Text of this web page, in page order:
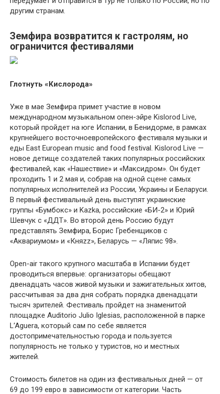
другим странам.
Земфира возвратится к гастролям, но
ограничится фестивалями
Глотнуть «Кислорода»
Уже в мае Земфира примет участие в новом
международном музыкальном опен-эйре Kislorod Live,
который пройдет на юге Испании, в Бенидорме, в рамках
крупнейшего восточноевропейского фестиваля музыки и
еды East European music and food festival. Kislorod Live —
новое детище создателей таких популярных российских
фестивалей, как «Нашествие» и «Максидром». Он будет
проходить 1 и 2 мая и, собрав на одной сцене самых
популярных исполнителей из России, Украины и Беларуси.
В первый фестивальный день выступят украинские
группы «Бумбокс» и Kazka, российские «БИ-2» и Юрий
Шевчук с «ДДТ». Во второй день Россию будут
представлять Земфира, Борис Гребенщиков с
«Аквариумом» и «Княzz», Беларусь — «Ляпис 98».
Open-air такого крупного масштаба в Испании будет
проводиться впервые: организаторы обещают
двенадцать часов живой музыки и зажигательных хитов,
рассчитывая за два дня собрать порядка двенадцати
тысяч зрителей. Фестиваль пройдет на знаменитой
площадке Auditorio Julio Iglesias, расположенной в парке
L’Aguera, который сам по себе является
достопримечательностью города и пользуется
популярность не только у туристов, но и местных
жителей.
Стоимость билетов на один из фестивальных дней — от
69 до 199 евро в зависимости от категории. Часть